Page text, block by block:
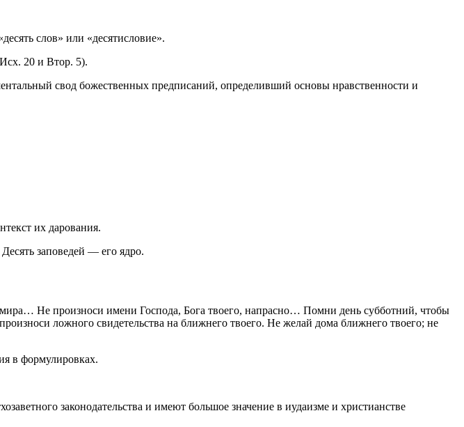
слов» или «десятисловие».
20 и Втор. 5).
свод божественных предписаний, определивший основы нравственности и
их дарования.
заповедей — его ядро.
Не произноси имени Господа, Бога твоего, напрасно… Помни день субботний, чтобы
ложного свидетельства на ближнего твоего. Не желай дома ближнего твоего; не
в формулировках.
законодательства и имеют большое значение в иудаизме и христианстве